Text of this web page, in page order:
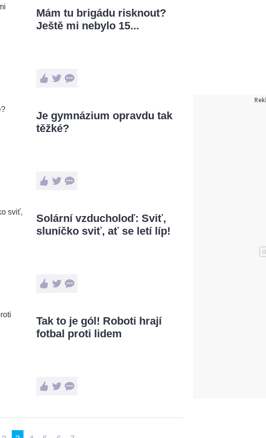
Mám tu brigádu risknout?
Ještě mi nebylo 15...
Je gymnázium opravdu tak
těžké?
Solární vzducholoď: Sviť,
sluníčko sviť, ať se letí líp!
Tak to je gól! Roboti hrají
fotbal proti lidem